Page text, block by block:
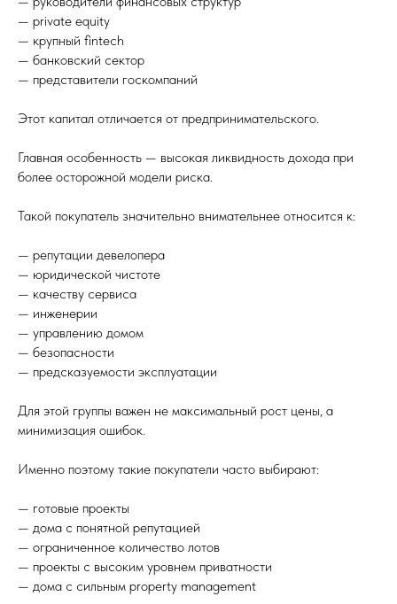
— private equity
— крупный fintech
— банковский сектор
— представители госкомпаний
Этот капитал отличается от предпринимательского.
Главная особенность — высокая ликвидность дохода при
более осторожной модели риска.
Такой покупатель значительно внимательнее относится к:
— репутации девелопера
— юридической чистоте
— качеству сервиса
— инженерии
— управлению домом
— безопасности
— предсказуемости эксплуатации
Для этой группы важен не максимальный рост цены, а
минимизация ошибок.
Именно поэтому такие покупатели часто выбирают:
— готовые проекты
— дома с понятной репутацией
— ограниченное количество лотов
— проекты с высоким уровнем приватности
— дома с сильным property management